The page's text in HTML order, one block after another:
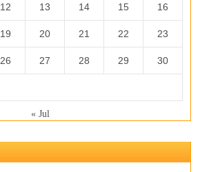
12 13 14 15 16
19 20 21 22 23
26 27 28 29 30
« Jul